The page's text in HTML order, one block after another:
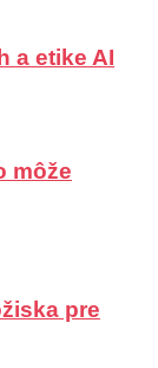
a etike AI
môže
pre